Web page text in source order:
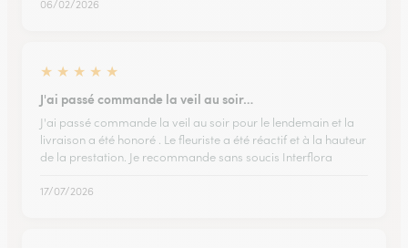
06/02/2026
★ ★ ★ ★ ★
J'ai passé commande la veil au soir…
J'ai passé commande la veil au soir pour le lendemain et la
livraison a été honoré . Le fleuriste a été réactif et à la hauteur
de la prestation. Je recommande sans soucis Interflora
17/07/2026